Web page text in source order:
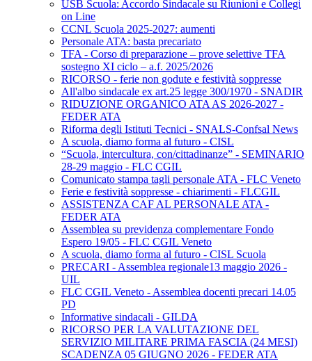
USB Scuola: Accordo Sindacale su Riunioni e Collegi
on Line
CCNL Scuola 2025-2027: aumenti
Personale ATA: basta precariato
TFA - Corso di preparazione – prove selettive TFA
sostegno XI ciclo – a.f. 2025/2026
RICORSO - ferie non godute e festività soppresse
All'albo sindacale ex art.25 legge 300/1970 - SNADIR
RIDUZIONE ORGANICO ATA AS 2026-2027 -
FEDER ATA
Riforma degli Istituti Tecnici - SNALS-Confsal News
A scuola, diamo forma al futuro - CISL
“Scuola, intercultura, con/cittadinanze” - SEMINARIO
28-29 maggio - FLC CGIL
Comunicato stampa tagli personale ATA - FLC Veneto
Ferie e festività soppresse - chiarimenti - FLCGIL
ASSISTENZA CAF AL PERSONALE ATA -
FEDER ATA
Assemblea su previdenza complementare Fondo
Espero 19/05 - FLC CGIL Veneto
A scuola, diamo forma al futuro - CISL Scuola
PRECARI - Assemblea regionale13 maggio 2026 -
UIL
FLC CGIL Veneto - Assemblea docenti precari 14.05
PD
Informative sindacali - GILDA
RICORSO PER LA VALUTAZIONE DEL
SERVIZIO MILITARE PRIMA FASCIA (24 MESI)
SCADENZA 05 GIUGNO 2026 - FEDER ATA